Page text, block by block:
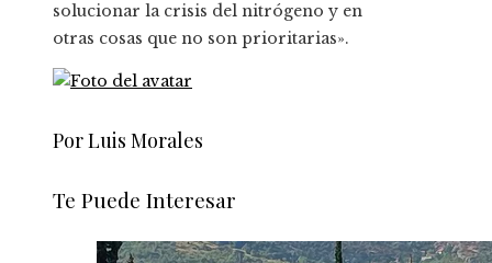
solucionar la crisis del nitrógeno y en
otras cosas que no son prioritarias».
Por Luis Morales
Te Puede Interesar